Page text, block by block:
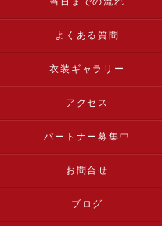
よくある質問
衣装ギャラリー
アクセス
パートナー募集中
お問合せ
ブログ